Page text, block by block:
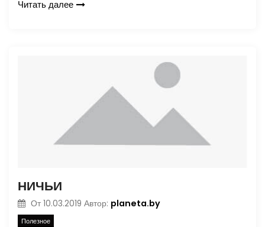
Читать далее
НИЧЬИ
От 10.03.2019 Автор: planeta.by
Полезное